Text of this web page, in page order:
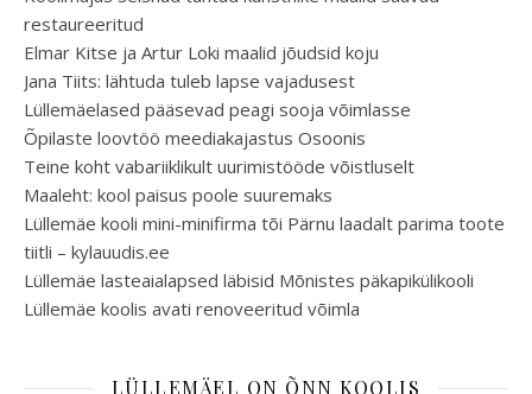
restaureeritud
Elmar Kitse ja Artur Loki maalid jõudsid koju
Jana Tiits: lähtuda tuleb lapse vajadusest
Lüllemäelased pääsevad peagi sooja võimlasse
Õpilaste loovtöö meediakajastus Osoonis
Teine koht vabariiklikult uurimistööde võistluselt
Maaleht: kool paisus poole suuremaks
Lüllemäe kooli mini-minifirma tõi Pärnu laadalt parima toote
tiitli – kylauudis.ee
Lüllemäe lasteaialapsed läbisid Mõnistes päkapikülikooli
Lüllemäe koolis avati renoveeritud võimla
LÜLLEMÄEL ON ÕNN KOOLIS